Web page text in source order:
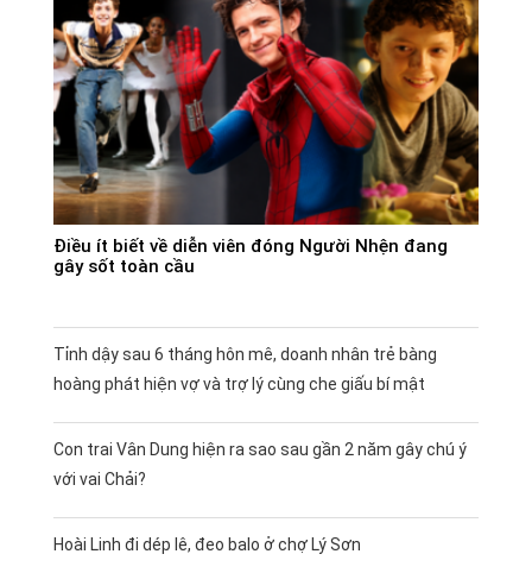
Điều ít biết về diễn viên đóng Người Nhện đang
gây sốt toàn cầu
Tỉnh dậy sau 6 tháng hôn mê, doanh nhân trẻ bàng
hoàng phát hiện vợ và trợ lý cùng che giấu bí mật
Con trai Vân Dung hiện ra sao sau gần 2 năm gây chú ý
với vai Chải?
Hoài Linh đi dép lê, đeo balo ở chợ Lý Sơn